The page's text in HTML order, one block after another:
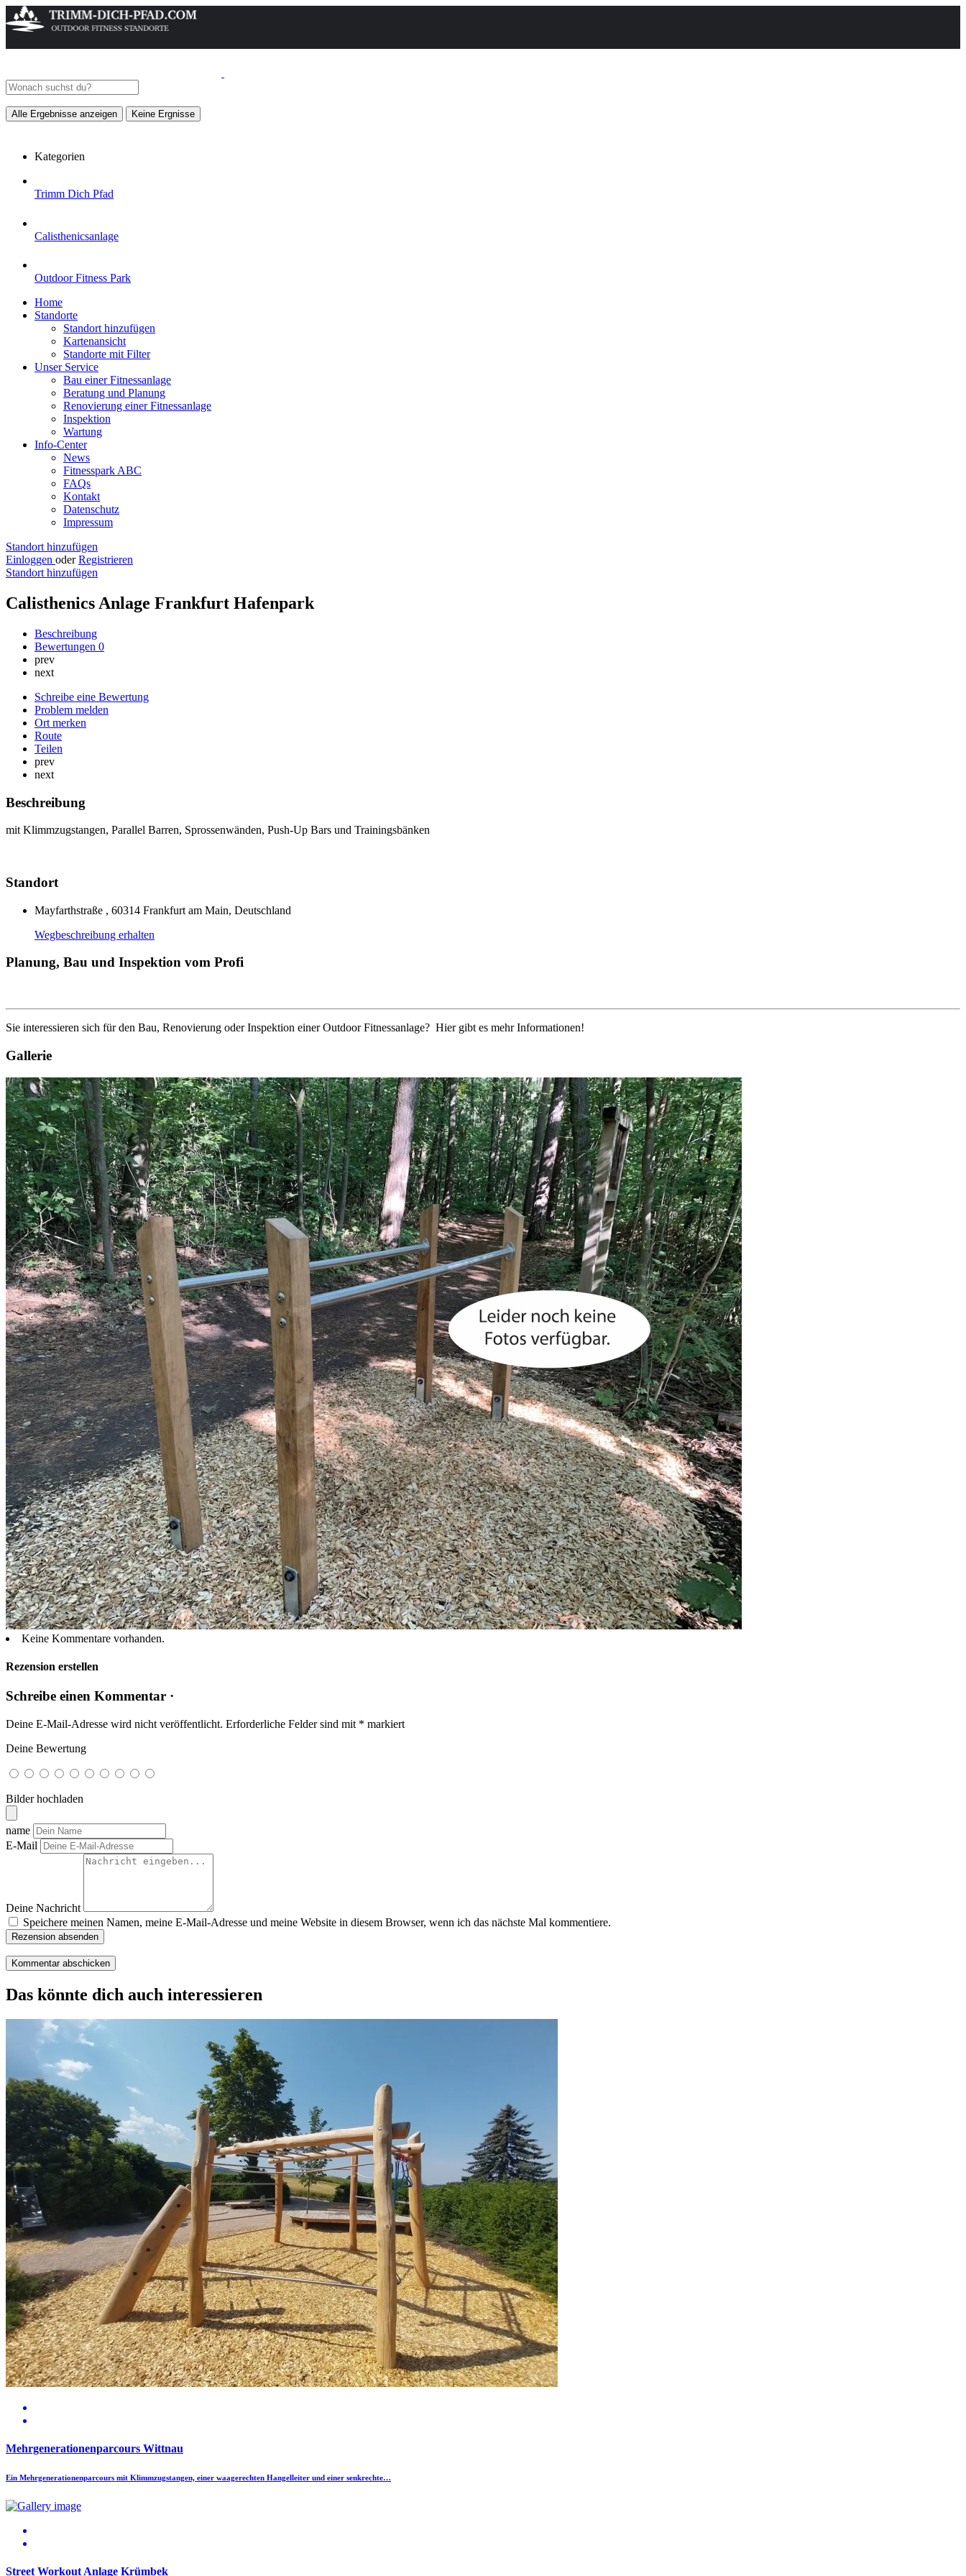
Alle Ergebnisse anzeigen Keine Ergnisse
Kategorien
Trimm Dich Pfad
Calisthenicsanlage
Outdoor Fitness Park
Home
Standorte
Standort hinzufügen
Kartenansicht
Standorte mit Filter
Unser Service
Bau einer Fitnessanlage
Beratung und Planung
Renovierung einer Fitnessanlage
Inspektion
Wartung
Info-Center
News
Fitnesspark ABC
FAQs
Kontakt
Datenschutz
Impressum
Standort hinzufügen
Einloggen oder Registrieren
Standort hinzufügen
Calisthenics Anlage Frankfurt Hafenpark
Beschreibung
Bewertungen 0
prev
next
Schreibe eine Bewertung
Problem melden
Ort merken
Route
Teilen
prev
next
Beschreibung
mit Klimmzugstangen, Parallel Barren, Sprossenwänden, Push-Up Bars und Trainingsbänken
Standort
Mayfarthstraße , 60314 Frankfurt am Main, Deutschland
Wegbeschreibung erhalten
Planung, Bau und Inspektion vom Profi
Sie interessieren sich für den Bau, Renovierung oder Inspektion einer Outdoor Fitnessanlage? Hier gibt es mehr Informationen!
Gallerie
Keine Kommentare vorhanden.
Rezension erstellen
Schreibe einen Kommentar ·
Deine E-Mail-Adresse wird nicht veröffentlicht. Erforderliche Felder sind mit * markiert
Deine Bewertung
Bilder hochladen
name
E-Mail
Deine Nachricht
Speichere meinen Namen, meine E-Mail-Adresse und meine Website in diesem Browser, wenn ich das nächste Mal kommentiere.
Rezension absenden
Das könnte dich auch interessieren
Mehrgenerationenparcours Wittnau
Ein Mehrgenerationenparcours mit Klimmzugstangen, einer waagerechten Hangelleiter und einer senkrechte…
Street Workout Anlage Krümbek